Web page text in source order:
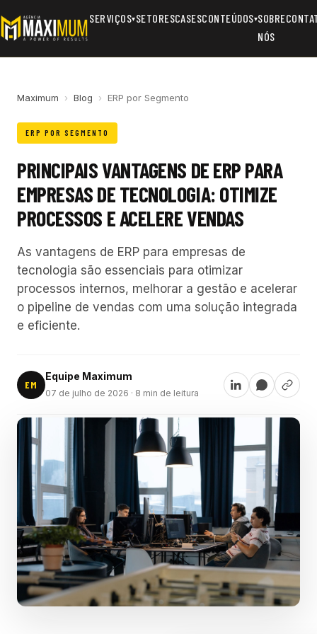
SERVIÇOS▾SETORESCASESCONTEÚDOS▾SOBRE
NÓS
Maximum › Blog › ERP por Segmento
ERP POR SEGMENTO
PRINCIPAIS VANTAGENS DE ERP PARA
EMPRESAS DE TECNOLOGIA: OTIMIZE
PROCESSOS E ACELERE VENDAS
As vantagens de ERP para empresas de
tecnologia são essenciais para otimizar
processos internos, melhorar a gestão e acelerar
o pipeline de vendas com uma solução integrada
e eficiente.
EM
Equipe Maximum
07 de julho de 2026 · 8 min de leitura